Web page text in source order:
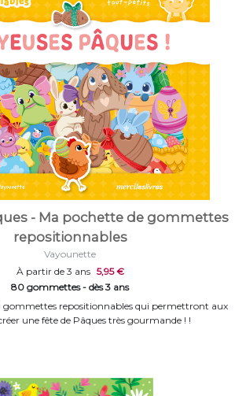
- Ma pochette de gommettes
repositionnables
Vayounette
À partir de 3 ans 5,95 €
80 gommettes - dès 3 ans
gommettes repositionnables qui permettront aux
une fête de Pâques très gourmande ! !